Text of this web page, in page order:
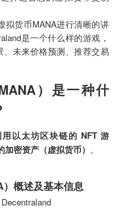
拟货币MANA进行清晰的讲
是一个什么样的游戏，
未来价格预测、推荐交易
）是一种什
用以太坊区块链的 NFT 游
密资产（虚拟货币） 。
概述及基本信息
Decentraland